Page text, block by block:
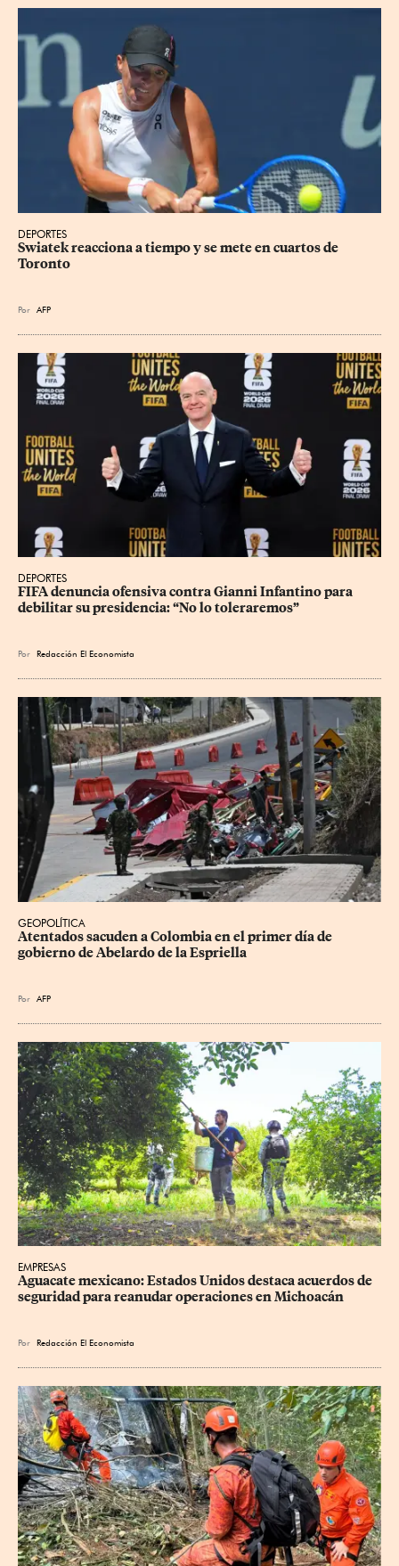
DEPORTES
Swiatek reacciona a tiempo y se mete en cuartos de
Toronto
Por AFP
DEPORTES
FIFA denuncia ofensiva contra Gianni Infantino para
debilitar su presidencia: “No lo toleraremos”
Por Redacción El Economista
GEOPOLÍTICA
Atentados sacuden a Colombia en el primer día de
gobierno de Abelardo de la Espriella
Por AFP
EMPRESAS
Aguacate mexicano: Estados Unidos destaca acuerdos de
seguridad para reanudar operaciones en Michoacán
Por Redacción El Economista